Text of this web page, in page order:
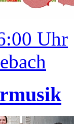
Uhr